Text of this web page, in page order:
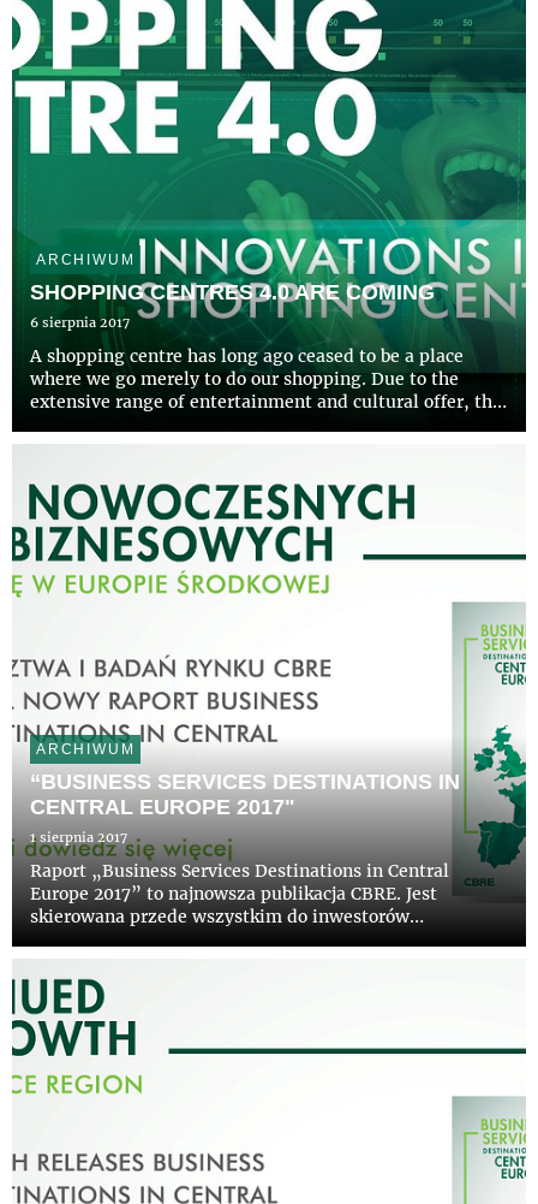
ARCHIWUM
SHOPPING CENTRES 4.0 ARE COMING
6 sierpnia 2017
A shopping centre has long ago ceased to be a place
where we go merely to do our shopping. Due to the
extensive range of entertainment and cultural offer, the
All these elements are supposed to create an experience
ARCHIWUM
“BUSINESS SERVICES DESTINATIONS IN
CENTRAL EUROPE 2017"
1 sierpnia 2017
Raport „Business Services Destinations in Central
Europe 2017” to najnowsza publikacja CBRE. Jest
skierowana przede wszystkim do inwestorów
charakterystyka sektora BSS w regionie Europy
Środkowej wraz z omówieniem sytuacji społ...